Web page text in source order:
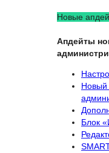
Новые
Апдейты
Блок